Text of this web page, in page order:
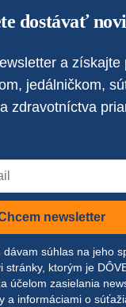
dostávať
a získajte
jedálničkom,
zdravotníctva
newsletter
dávam súhlas na jeho
stránky, ktorým je
účelom zasielania
a informáciami o